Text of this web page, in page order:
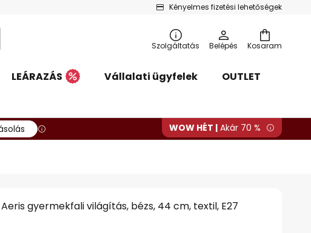
Kényelmes fizetési lehetőségek
Kosaram
Szolgáltatás Belépés
LEÁRAZÁS Vállalati ügyfelek
OUTLET
WOW HÉT | Akár 70 %
gyermekfali világítás, bézs, 44 cm, textil, E27